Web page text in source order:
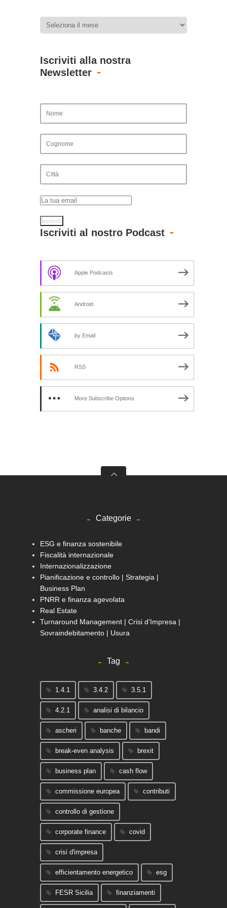
Iscriviti alla nostra
Newsletter
Iscriviti al nostro Podcast
Apple Podcasts
Android
by Email
RSS
More Subscribe Options
Categorie
ESG e finanza sostenibile
Fiscalità internazionale
Internazionalizzazione
Pianificazione e controllo | Strategia |
Business Plan
PNRR e finanza agevolata
Real Estate
Turnaround Management | Crisi d'Impresa |
Sovraindebitamento | Usura
Tag
1.4.1 3.4.2 3.5.1
4.2.1 analisi di bilancio
ascheri banche bandi
break-even analysis brexit
business plan cash flow
commissione europea contributi
controllo di gestione
corporate finance covid
crisi d'impresa
efficientamento energetico esg
FESR Sicilia finanziamenti